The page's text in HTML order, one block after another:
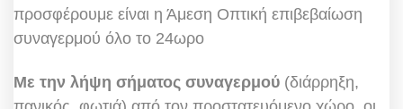
προσφέρουμε είναι η Άμεση Οπτική επιβεβαίωση
συναγερμού όλο το 24ωρο
Με την λήψη σήματος συναγερμού (διάρρηξη,